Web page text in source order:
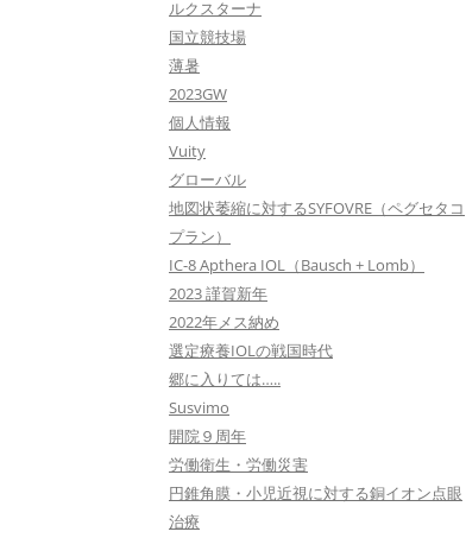
ルクスターナ
国立競技場
薄暑
2023GW
個人情報
Vuity
グローバル
地図状萎縮に対するSYFOVRE（ペグセタコ
プラン）
IC-8 Apthera IOL（Bausch + Lomb）
2023 謹賀新年
2022年メス納め
選定療養IOLの戦国時代
郷に入りては…..
Susvimo
開院９周年
労働衛生・労働災害
円錐角膜・小児近視に対する銅イオン点眼
治療